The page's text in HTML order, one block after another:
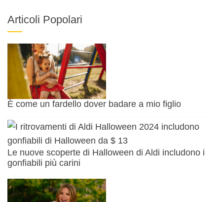
Articoli Popolari
È come un fardello dover badare a mio figlio
Le nuove scoperte di Halloween di Aldi includono i
gonfiabili più carini